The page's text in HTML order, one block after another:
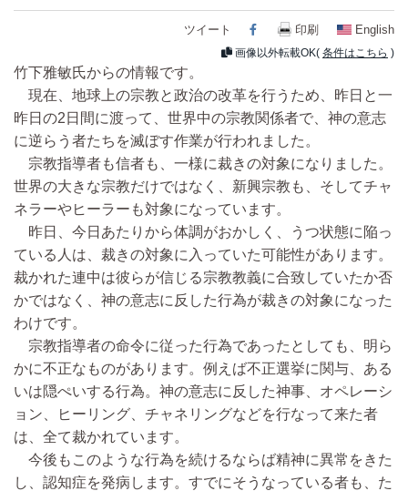
ツイート Facebook
印刷 English
画像以外転載OK( 条件はこちら )
竹下雅敏氏からの情報です。
現在、地球上の宗教と政治の改革を行うため、昨日と一
昨日の2日間に渡って、世界中の宗教関係者で、神の意志
に逆らう者たちを滅ぼす作業が行われました。
宗教指導者も信者も、一様に裁きの対象になりました。
世界の大きな宗教だけではなく、新興宗教も、そしてチャ
ネラーやヒーラーも対象になっています。
昨日、今日あたりから体調がおかしく、うつ状態に陥っ
ている人は、裁きの対象に入っていた可能性があります。
裁かれた連中は彼らが信じる宗教教義に合致していたか否
かではなく、神の意志に反した行為が裁きの対象になった
わけです。
宗教指導者の命令に従った行為であったとしても、明ら
かに不正なものがあります。例えば不正選挙に関与、ある
いは隠ぺいする行為。神の意志に反した神事、オペレーシ
ョン、ヒーリング、チャネリングなどを行なって来た者
は、全て裁かれています。
今後もこのような行為を続けるならば精神に異常をきた
し、認知症を発病します。すでにそうなっている者も、た